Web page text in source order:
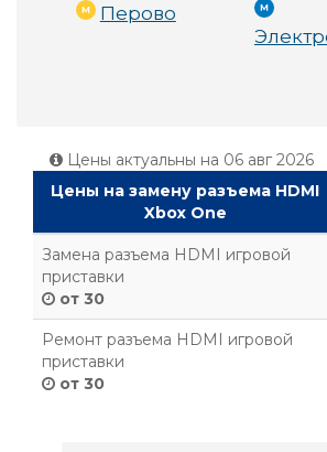
Перово
Цены актуальны на 06 авг 2026
Цены на замену разъема HDMI
Xbox One
Замена разъема HDMI игровой
приставки
от 30
Ремонт разъема HDMI игровой
приставки
от 30